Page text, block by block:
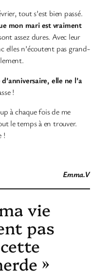
tout s’est bien passé.
mon mari est vraiment
assez dures. Avec leur
elles n’écoutent pas grand-
elle ne l’a
!
à chaque fois de me
le temps à en trouver.
!
Emma.V
vie
pas
»